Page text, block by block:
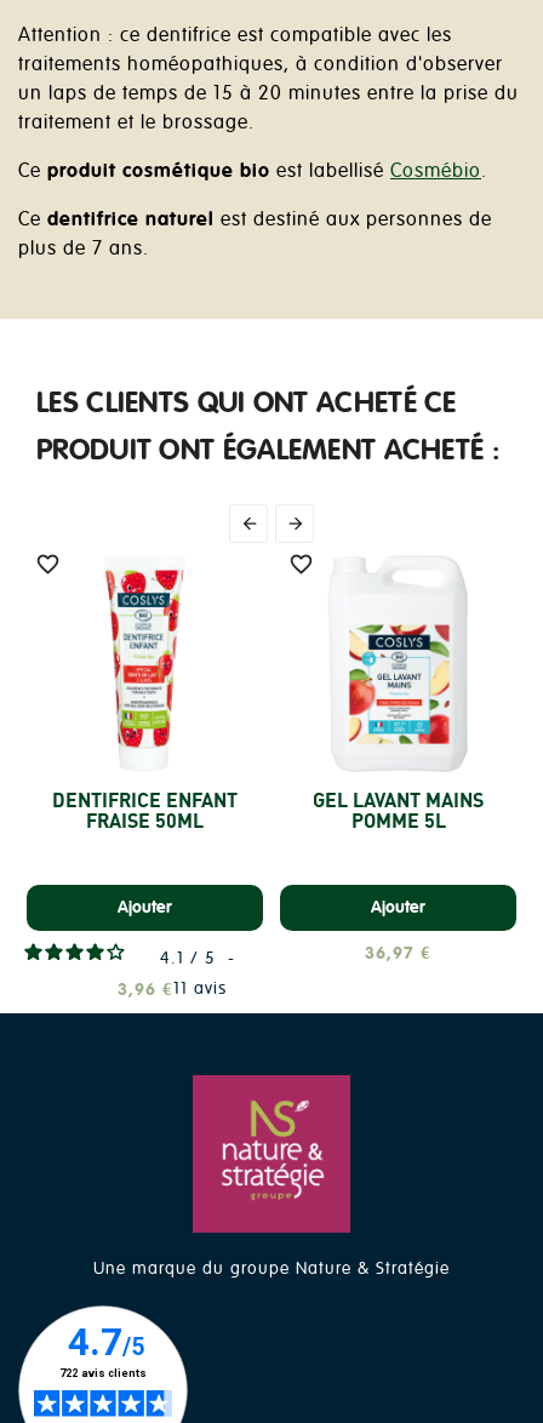
Attention : ce dentifrice est compatible avec les
traitements homéopathiques, à condition d'observer
un laps de temps de 15 à 20 minutes entre la prise du
traitement et le brossage.
Ce produit cosmétique bio est labellisé Cosmébio.
Ce dentifrice naturel est destiné aux personnes de
plus de 7 ans.
LES CLIENTS QUI ONT ACHETÉ CE
PRODUIT ONT ÉGALEMENT ACHETÉ :
 

DENTIFRICE ENFANT
FRAISE 50ML
Ajouter
4.1 / 5
-
11 avis
3,96 €

GEL LAVANT MAINS
POMME 5L
Ajouter
36,97 €
Une marque du groupe Nature & Stratégie